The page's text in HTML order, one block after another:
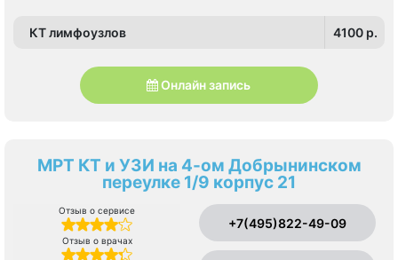
КТ лимфоузлов 4100 p.
Онлайн запись
МРТ КТ и УЗИ на 4-ом Добрынинском
переулке 1/9 корпус 21
Отзыв о сервисе
Отзыв о врачах
+7(495)822-49-09